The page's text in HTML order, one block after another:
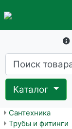
Каталог
Сантехника
Трубы и фитинги